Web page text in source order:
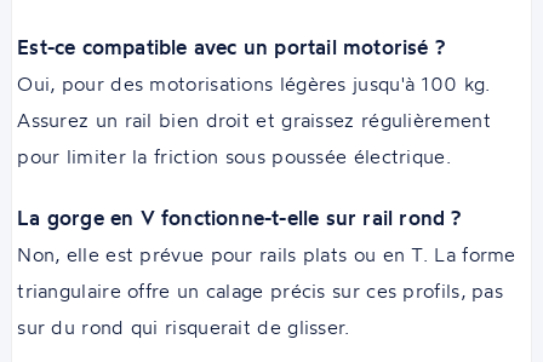
Est-ce compatible avec un portail motorisé ?
Oui, pour des motorisations légères jusqu'à 100 kg.
Assurez un rail bien droit et graissez régulièrement
pour limiter la friction sous poussée électrique.
La gorge en V fonctionne-t-elle sur rail rond ?
Non, elle est prévue pour rails plats ou en T. La forme
triangulaire offre un calage précis sur ces profils, pas
sur du rond qui risquerait de glisser.